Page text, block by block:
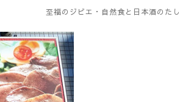
至福のジビエ・自然食と日本酒のた